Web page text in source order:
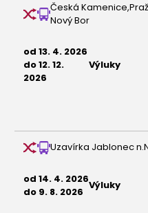
Česká
Nový Bor
od 13. 4. 2026
do 12. 12.
2026
Výluky
Uzavírka Jablonec
od 14. 4. 2026
do 9. 8. 2026 Výluky